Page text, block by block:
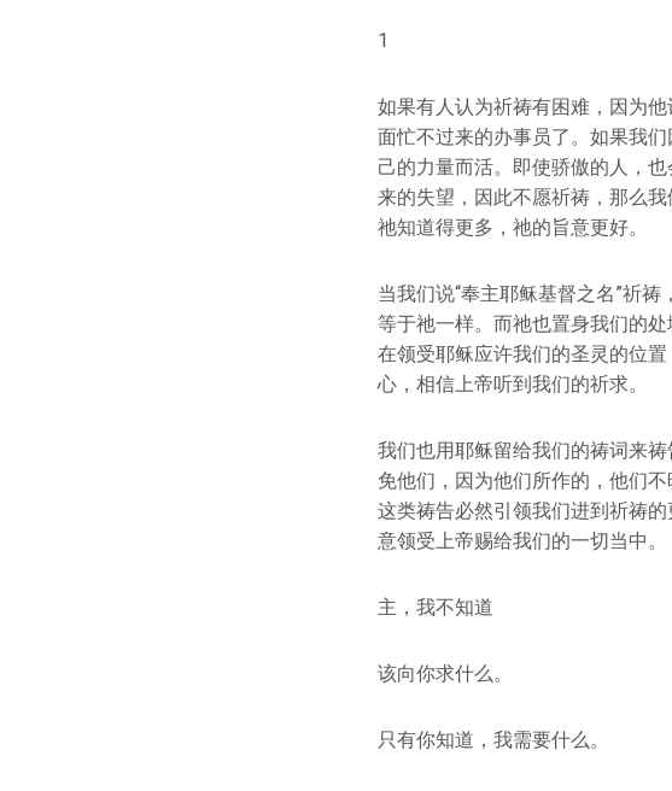
1
如果有人认为祈祷有困难，因为
面忙不过来的办事员了。如果我
己的力量而活。即使骄傲的人，
来的失望，因此不愿祈祷，那么
祂知道得更多，祂的旨意更好。
当我们说“奉主耶稣基督之名”祈
等于祂一样。而祂也置身我们的
在领受耶稣应许我们的圣灵的位
心，相信上帝听到我们的祈求。
我们也用耶稣留给我们的祷词来祷
免他们，因为他们所作的，他们
这类祷告必然引领我们进到祈祷
意领受上帝赐给我们的一切当中。
主，我不知道
该向你求什么。
只有你知道，我需要什么。